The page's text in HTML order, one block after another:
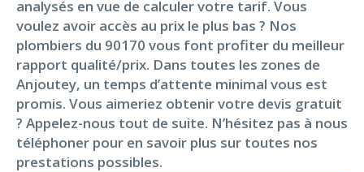
analysés en vue de calculer votre tarif. Vous
voulez avoir accès au prix le plus bas ? Nos
plombiers du 90170 vous font profiter du meilleur
rapport qualité/prix. Dans toutes les zones de
Anjoutey, un temps d’attente minimal vous est
promis. Vous aimeriez obtenir votre devis gratuit
? Appelez-nous tout de suite. N’hésitez pas à nous
téléphoner pour en savoir plus sur toutes nos
prestations possibles.